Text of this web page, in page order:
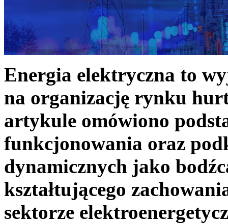
Energia elektryczna to
na organizację rynku
artykule omówiono
funkcjonowania oraz
dynamicznych jako
kształtującego
sektorze